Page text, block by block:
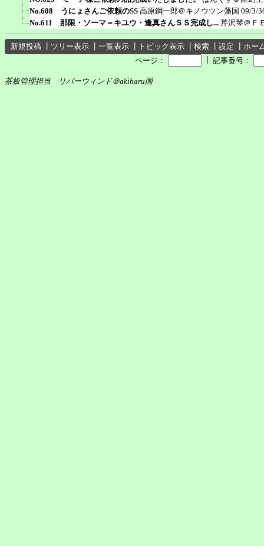
No.608 うにょさんご依頼のSS 高原鋼一郎＠キノウツン藩国 09/3/
No.611 那限・ソーマ＝キユウ・逢真さんＳＳ完成し... 芹沢琴＠Ｆ
新規投稿 ツリー表示 一覧表示 トピック表示 検索 設定
ホー
ページ：
記事番号：
茶板管理担当 リバーウィンド＠akiharu国